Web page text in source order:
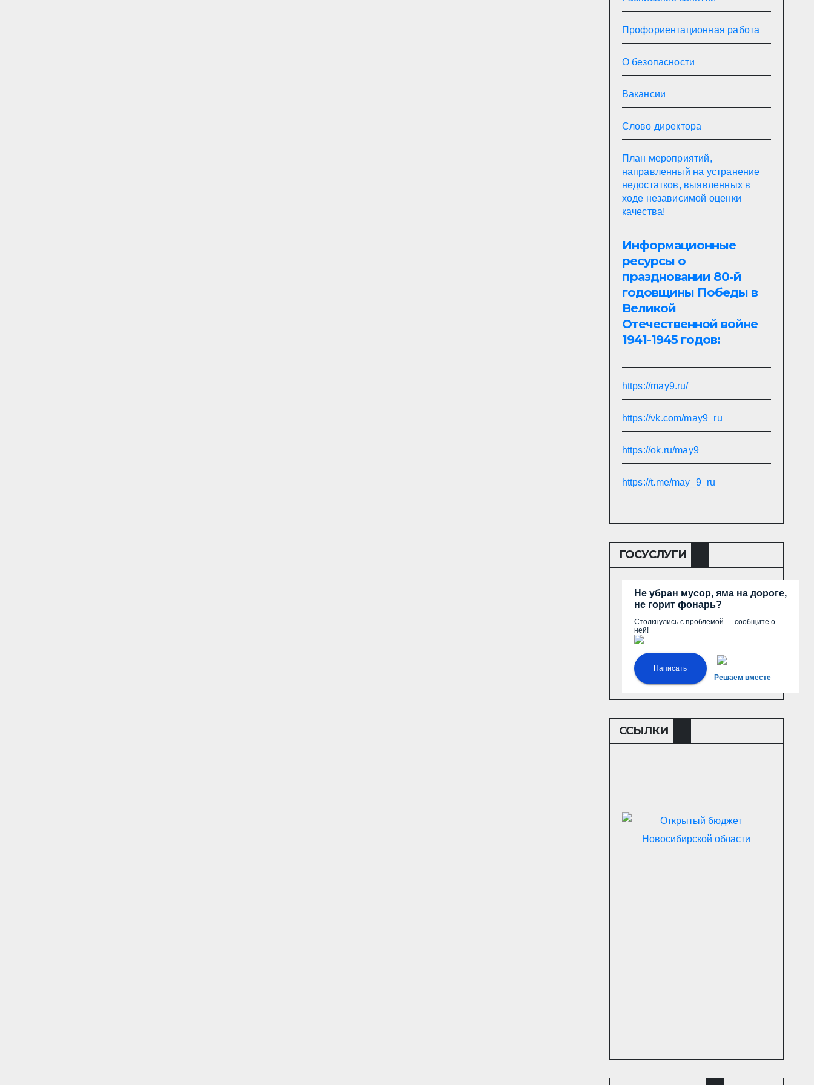
Профориентационная работа
О безопасности
Вакансии
Слово директора
План мероприятий,
направленный на устранение
недостатков, выявленных в
ходе независимой оценки
качества!
Информационные
ресурсы о
праздновании 80-й
годовщины Победы в
Великой
Отечественной войне
1941-1945 годов:
https://may9.ru/
https://vk.com/may9_ru
https://ok.ru/may9
https://t.me/may_9_ru
ГОСУСЛУГИ
Не убран мусор, яма на дороге,
не горит фонарь?
Столкнулись с проблемой — сообщите о
ней!
Написать
Решаем вместе
ССЫЛКИ